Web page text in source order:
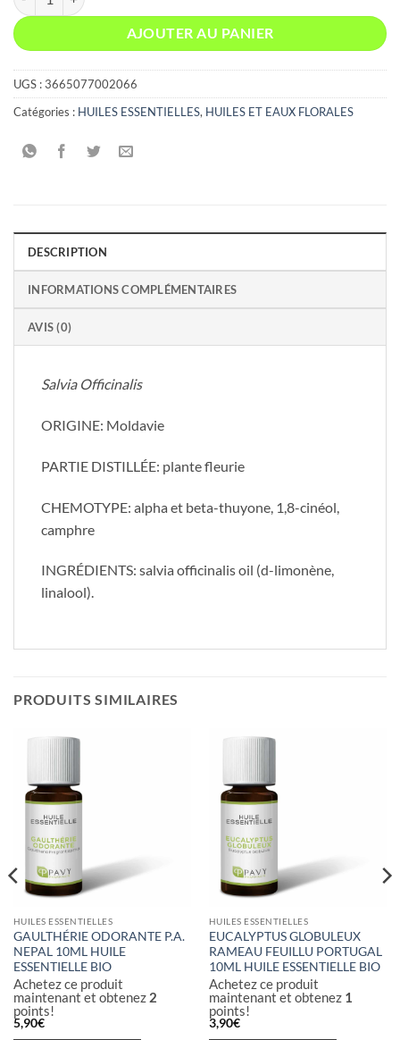
AJOUTER AU PANIER
UGS :3665077002066
Catégories : HUILES ESSENTIELLES, HUILES ET EAUX FLORALES
DESCRIPTION
INFORMATIONS COMPLÉMENTAIRES
AVIS (0)
Salvia Officinalis
ORIGINE: Moldavie
PARTIE DISTILLÉE: plante fleurie
CHEMOTYPE: alpha et beta-thuyone, 1,8-cinéol,
camphre
INGRÉDIENTS: salvia officinalis oil (d-limonène,
linalool).
PRODUITS SIMILAIRES
HUILES ESSENTIELLES
GAULTHÉRIE ODORANTE P.A.
NEPAL 10ML HUILE
ESSENTIELLE BIO
Achetez ce produit
maintenant et obtenez 2
points!
5,90€
HUILES ESSENTIELLES
EUCALYPTUS GLOBULEUX
RAMEAU FEUILLU PORTUGAL
10ML HUILE ESSENTIELLE BIO
Achetez ce produit
maintenant et obtenez 1
points!
3,90€